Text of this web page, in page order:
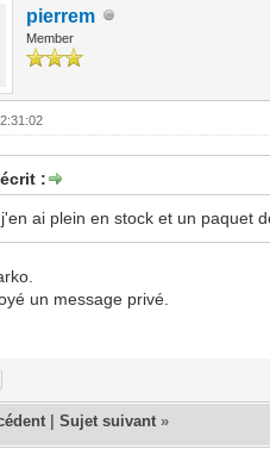
pierrem
Member
:
ai plein en stock et un paquet
un message privé.
|Sujet suivant »